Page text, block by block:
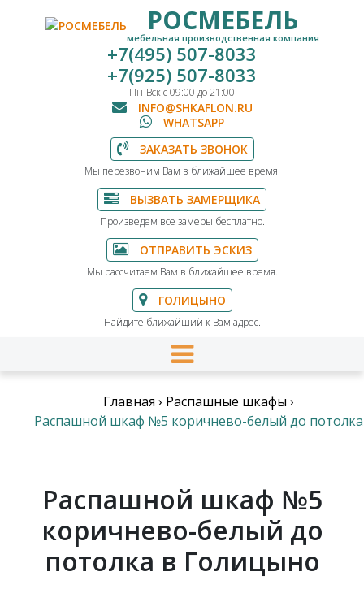
РОСМЕБЕЛЬ
мебельная производственная компания
+7(495) 507-8033
+7(925) 507-8033
Пн-Вск с 09:00 до 21:00
INFO@SHKAFLON.RU
WHATSAPP
ЗАКАЗАТЬ ЗВОНОК
Мы перезвоним Вам в ближайшее время.
ВЫЗВАТЬ ЗАМЕРЩИКА
Произведем все замеры бесплатно.
ОТПРАВИТЬ ЭСКИЗ
Мы рассчитаем Вам в ближайшее время.
ГОЛИЦЫНО
Найдите ближайший к Вам адрес.
Главная › Распашные шкафы ›
Распашной шкаф №5 коричнево-белый до потолка
Распашной шкаф №5
коричнево-белый до
потолка в Голицыно